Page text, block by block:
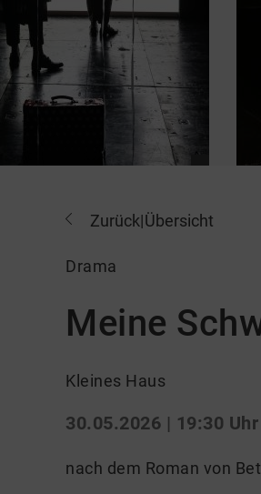
Zurück|Übersicht
Drama
Meine
Kleines Haus
30.05.2026 | 19:30 Uhr
nach dem Roman von